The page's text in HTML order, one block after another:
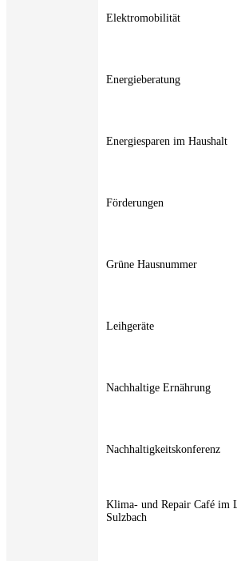
Elektromobilität
Energieberatung
Energiesparen im Haushalt
Förderungen
Grüne Hausnummer
Leihgeräte
Nachhaltige Ernährung
Nachhaltigkeitskonferenz
Klima- und Repair Café im
Sulzbach